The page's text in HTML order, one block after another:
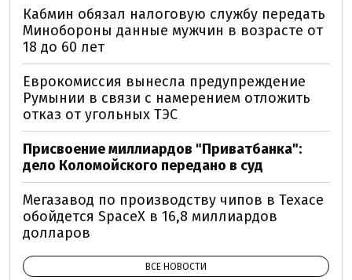
Кабмин обязал налоговую службу передать
Минобороны данные мужчин в возрасте от
18 до 60 лет
Еврокомиссия вынесла предупреждение
Румынии в связи с намерением отложить
отказ от угольных ТЭС
Присвоение миллиардов "Приватбанка":
дело Коломойского передано в суд
Мегазавод по производству чипов в Техасе
обойдется SpaceX в 16,8 миллиардов
долларов
ВСЕ НОВОСТИ